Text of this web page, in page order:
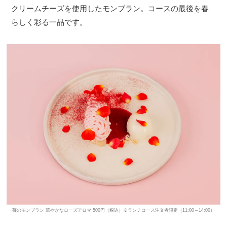
クリームチーズを使用したモンブラン。コースの最後を春
らしく彩る一品です。
苺のモンブラン 華やかなローズアロマ 500円（税込）※ランチコース注文者限定（11:00～14:00）